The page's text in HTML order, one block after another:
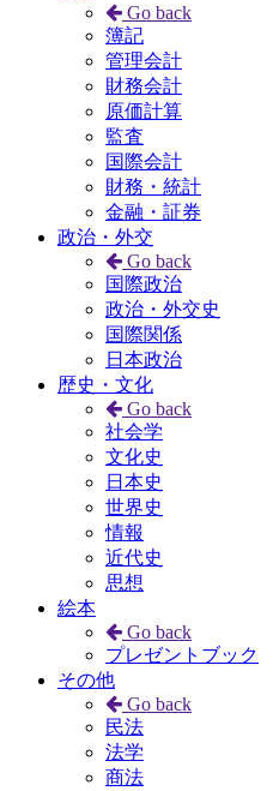
Go back
簿記
管理会計
財務会計
原価計算
監査
国際会計
財務・統計
金融・証券
政治・外交
Go back
国際政治
政治・外交史
国際関係
日本政治
歴史・文化
Go back
社会学
文化史
日本史
世界史
情報
近代史
思想
絵本
Go back
プレゼントブック
その他
Go back
民法
法学
商法